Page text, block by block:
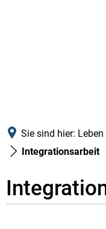
Sie sind hier: Leben
Integrationsarbeit